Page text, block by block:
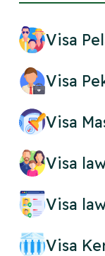
Visa
Visa
Visa
Visa
Visa
Visa